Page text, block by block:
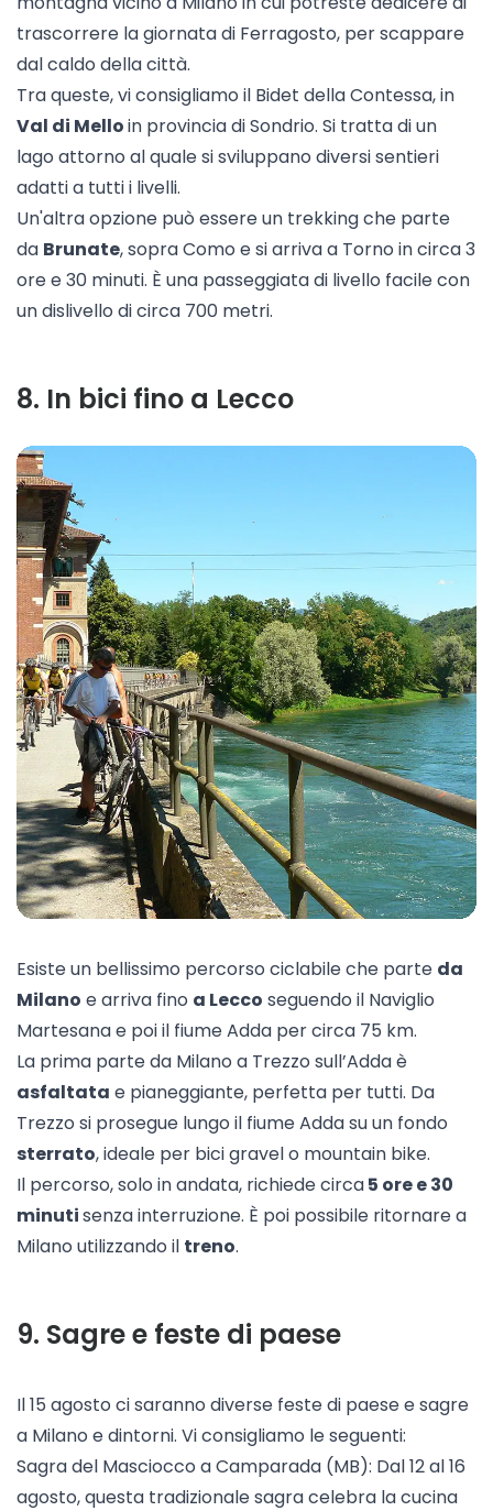
trascorrere la giornata di Ferragosto, per scappare
dal caldo della città.
Tra queste, vi consigliamo il Bidet della Contessa, in
Val di Melloin provincia di Sondrio. Si tratta di un
lago attorno al quale si sviluppano diversi sentieri
adatti a tutti i livelli.
Un'altra opzione può essere un trekkingche parte
da Brunate, sopra Como e si arriva a Torno in circa 3
ore e 30 minuti. È una passeggiata di livello facile con
un dislivello di circa 700 metri.
8. In bici fino a Lecco
Esiste un bellissimo percorso ciclabileche parte da
Milano e arriva fino a Lecco seguendo il Naviglio
Martesana e poi il fiume Adda per circa 75 km.
La prima parte da Milano a Trezzo sull’Adda è
asfaltata e pianeggiante, perfetta per tutti. Da
Trezzo si prosegue lungo il fiume Adda su un fondo
sterrato, ideale per bici gravel o mountain bike.
Il percorso, solo in andata, richiede circa5 ore e 30
minutisenza interruzione. È poi possibile ritornare a
Milano utilizzando il treno.
9. Sagre e feste di paese
Il 15 agosto ci saranno diverse feste di paese e sagre
a Milano e dintorni. Vi consigliamo le seguenti:
Sagra del Masciocco a Camparada (MB): Dal 12 al 16
agosto, questa tradizionale sagra celebra la cucina